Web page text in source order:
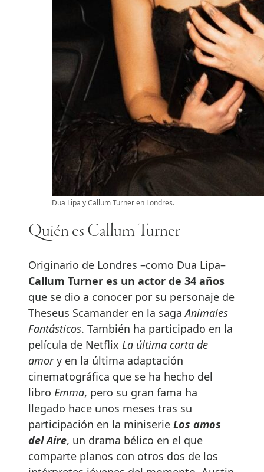
Dua Lipa y Callum Turner en Londres.
Quién es Callum Turner
Originario de Londres –como Dua Lipa–
Callum Turner es un actor de 34 años
que se dio a conocer por su personaje de
Theseus Scamander en la sagaAnimales
Fantásticos. También ha participado en la
película de Netflix La última carta de
amory en la última adaptación
cinematográfica que se ha hecho del
libro Emma, pero su gran fama ha
llegado hace unos meses tras su
participación en la miniserie Los amos
del Aire, un drama bélico en el que
comparte planos con otros dos de los